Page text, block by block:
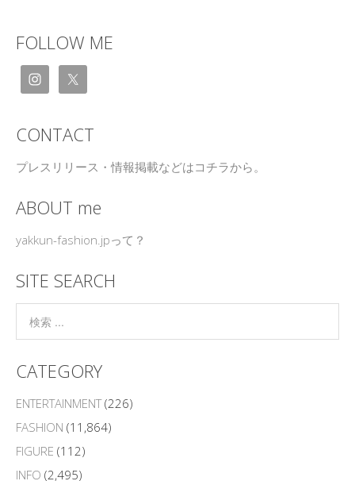
FOLLOW ME
CONTACT
プレスリリース・情報掲載などはコチラから。
ABOUT me
yakkun-fashion.jpって？
SITE SEARCH
CATEGORY
ENTERTAINMENT(226)
FASHION (11,864)
FIGURE (112)
INFO (2,495)